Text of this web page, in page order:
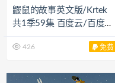
鼹鼠的故事英文版/Krtek
共1季59集 百度云/百度网
426 免费